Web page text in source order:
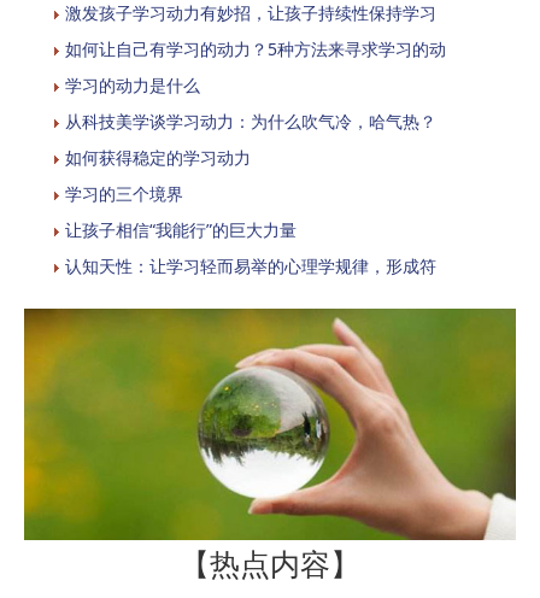
激发孩子学习动力有妙招，让孩子持续性保持学习
如何让自己有学习的动力？5种方法来寻求学习的动
学习的动力是什么
从科技美学谈学习动力：为什么吹气冷，哈气热？
如何获得稳定的学习动力
学习的三个境界
让孩子相信“我能行”的巨大力量
认知天性：让学习轻而易举的心理学规律，形成符
【热点内容】